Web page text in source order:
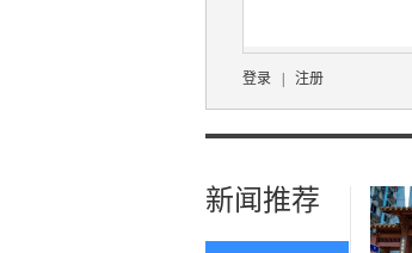
登录 注册
新闻推荐